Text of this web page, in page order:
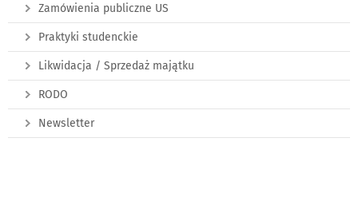
Zamówienia publiczne US
Praktyki studenckie
Likwidacja / Sprzedaż majątku
RODO
Newsletter